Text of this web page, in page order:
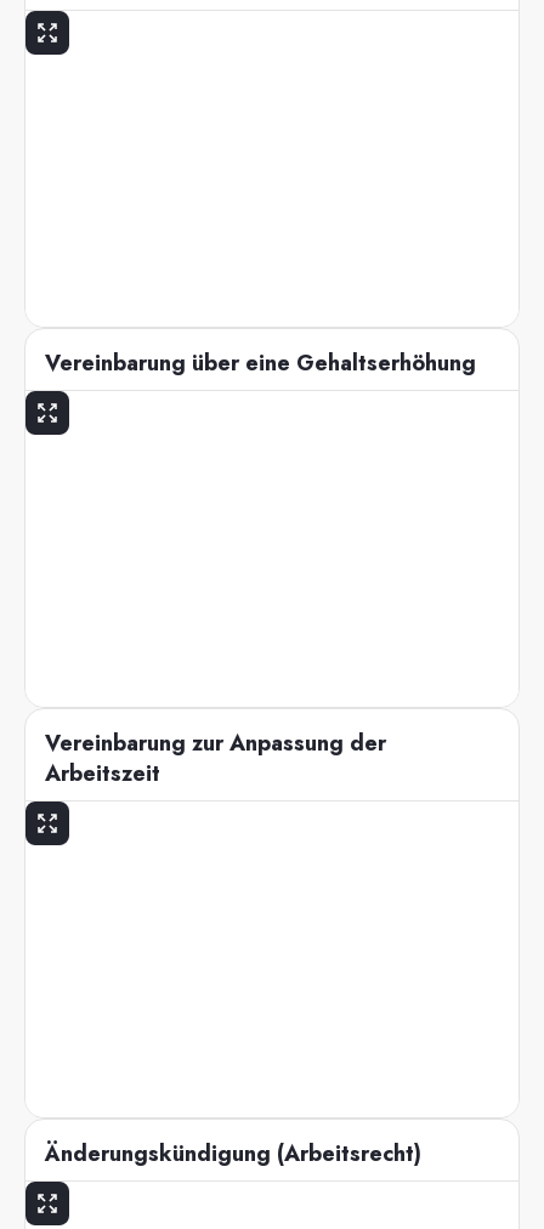
Vereinbarung über eine Gehaltserhöhung
Vereinbarung zur Anpassung der
Arbeitszeit
Änderungskündigung (Arbeitsrecht)